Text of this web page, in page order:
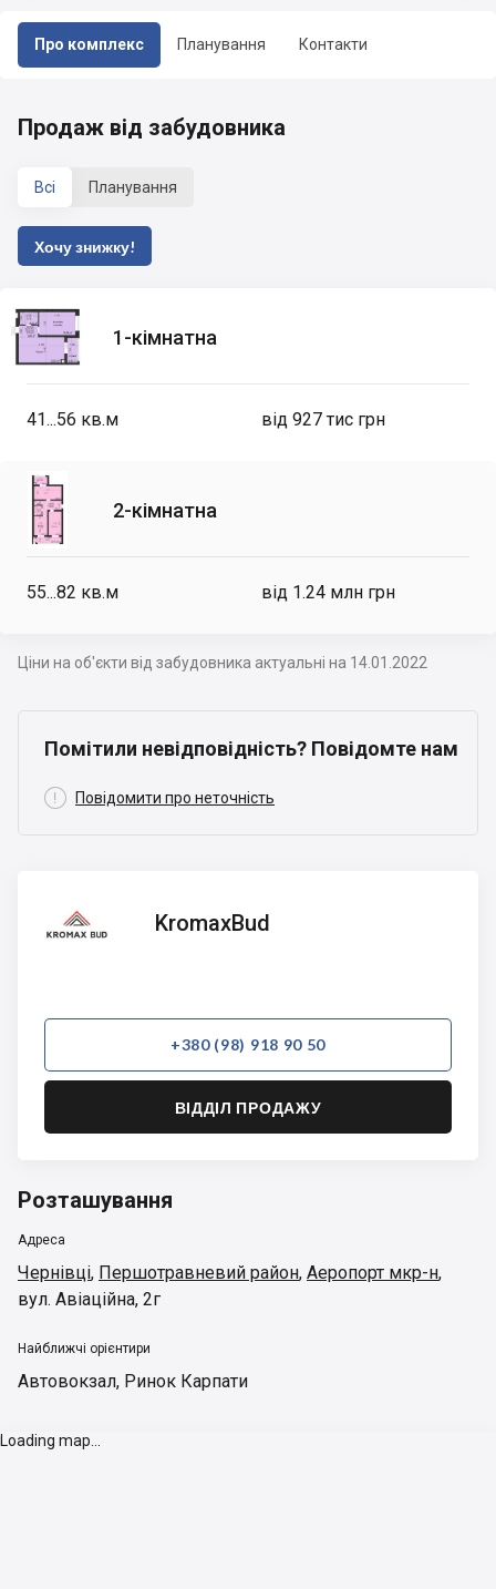
Про комплекс Планування Контакти
Продаж від забудовника
Всі Планування
Хочу знижку!
1-кімнатна
41...56 кв.м від 927 тис грн
2-кімнатна
55...82 кв.м від 1.24 млн грн
Ціни на об'єкти від забудовника актуальні на 14.01.2022
Помітили невідповідність? Повідомте нам
 Повідомити про неточність
KromaxBud
KromaxBud
+380 (98) 918 90 50
ВІДДІЛ ПРОДАЖУ
Розташування
Адреса
Чернівці, Першотравневий район, Аеропорт мкр-н,
вул. Авіаційна, 2г
Найближчі орієнтири
Автовокзал, Ринок Карпати
Loading map...